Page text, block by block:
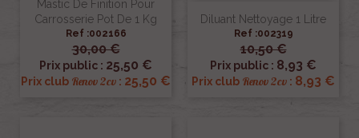
Mastic De Finition Pour
Carrosserie Pot De 1 Kg
Ref :002166
30,00 €
Prix public : 25,50 €
Prix club Renov 2cv : 25,50 €
Diluant Nettoyage 1 Litre
Ref :002319
10,50 €
Prix public : 8,93 €
Prix club Renov 2cv : 8,93 €